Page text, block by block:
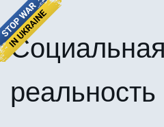
Социальная
реальность